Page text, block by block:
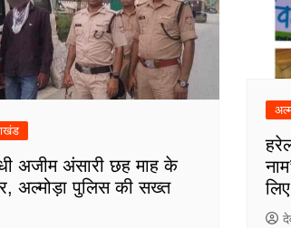
अजीम अंसारी छह माह के
अल्मोड़ा पुलिस की सख्त